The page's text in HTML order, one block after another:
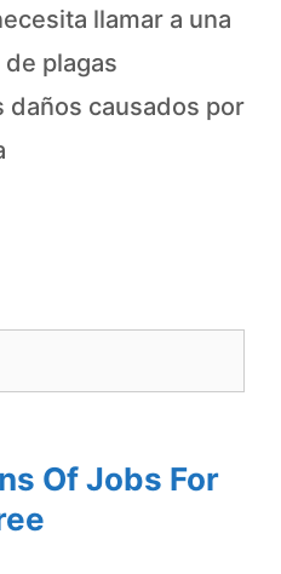
llamar a una
plagas
daños causados por
Of Jobs For